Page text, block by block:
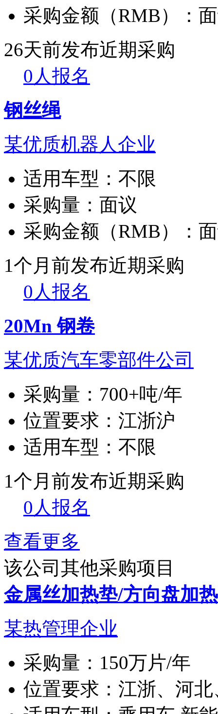
采购金额（RMB）：
26天前发布近期采购
0人报名
钢丝绳
某优质机器人企业
适用车型： 不限
采购量： 面议
采购金额（RMB）：
1个月前发布近期采购
0人报名
20Mn 钢卷
某优质汽车零部件公司
采购量： 700+吨/年
位置要求： 江浙沪
适用车型： 不限
1个月前发布近期采购
0人报名
查看更多
该公司其他采购项目
金属丝加热垫/方向盘加
某热管理企业
采购量： 150万片/年
位置要求： 江浙、河